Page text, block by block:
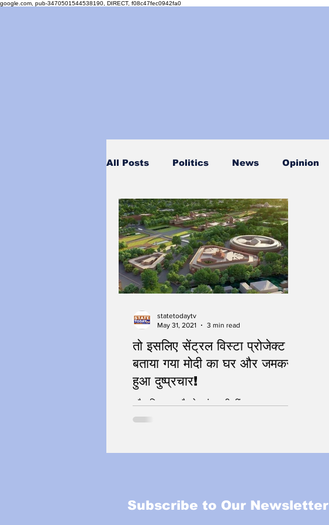
google.com, pub-3470501544538190, DIRECT, f08c47fec0942fa0
All Posts Politics News Opinion
Personality
तो इसलिए सेंट्रल विस्टा प्रोजेक्ट को
बताया गया मोदी का घर और जमकर
हुआ दुष्प्रचार!
कौन हिला रहा है लोकतंत्र की नींव !
statetodaytv
May 31, 2021
3 min read
Subscribe to Our Newsletter